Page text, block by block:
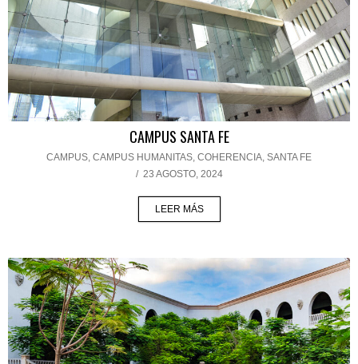
CAMPUS SANTA FE
CAMPUS, CAMPUS HUMANITAS, COHERENCIA, SANTA FE
/ 23 AGOSTO, 2024
LEER MÁS